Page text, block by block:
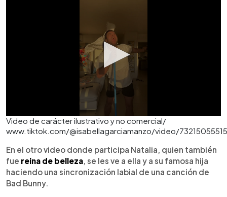
Video de carácter ilustrativo y no comercial/
www.tiktok.com/@isabellagarciamanzo/video/
En el otro video donde participa Natalia, quien también
fue reina de belleza, se les ve a ella y a su famosa hija
haciendo una sincronización labial de una canción de
Bad Bunny.